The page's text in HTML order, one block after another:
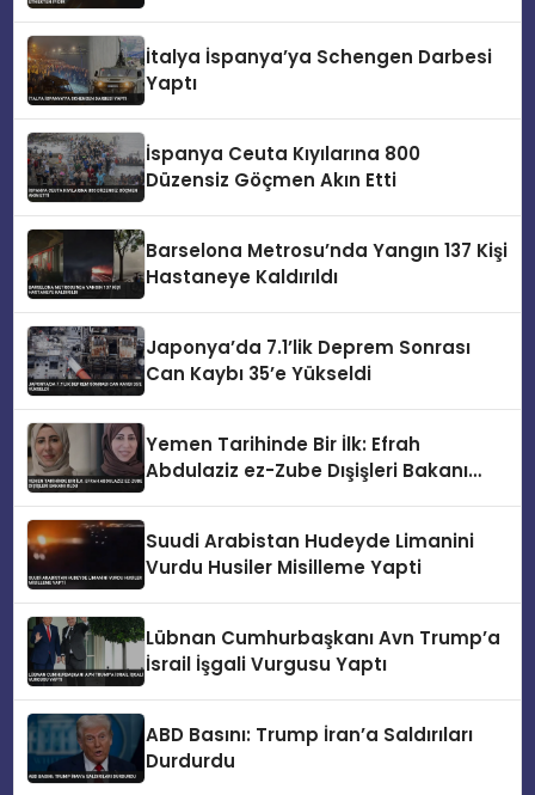
İtalya İspanya’ya Schengen Darbesi
Yaptı
İspanya Ceuta Kıyılarına 800
Düzensiz Göçmen Akın Etti
Barselona Metrosu’nda Yangın 137 Kişi
Hastaneye Kaldırıldı
Japonya’da 7.1’lik Deprem Sonrası
Can Kaybı 35’e Yükseldi
Yemen Tarihinde Bir İlk: Efrah
Abdulaziz ez-Zube Dışişleri Bakanı
Suudi Arabistan Hudeyde Limanini
Vurdu Husiler Misilleme Yapti
Lübnan Cumhurbaşkanı Avn Trump’a
İsrail İşgali Vurgusu Yaptı
ABD Basını: Trump İran’a Saldırıları
Durdurdu